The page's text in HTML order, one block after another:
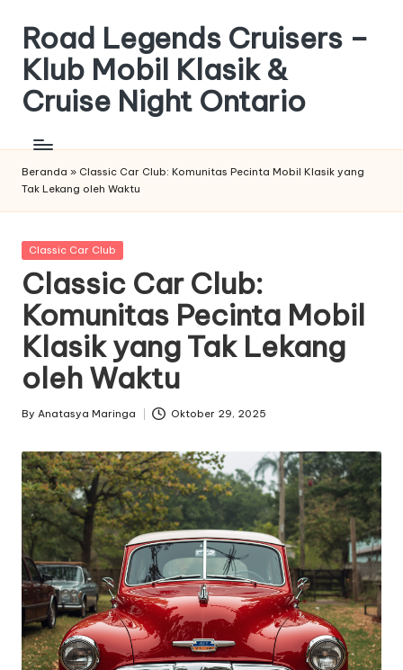
content
Road Legends Cruisers –
Klub Mobil Klasik &
Cruise Night Ontario
Mobil
Klasik
Beranda » Classic Car Club: Komunitas Pecinta Mobil Klasik yang
Tak Lekang oleh Waktu
Posted
Classic Car Club
Classic Car Club:
Komunitas Pecinta Mobil
Klasik yang Tak Lekang
oleh Waktu
Posted
By Anatasya Maringa Oktober 29, 2025